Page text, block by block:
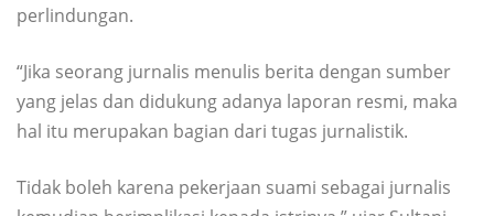
perlindungan.
“Jika seorang jurnalis menulis berita dengan sumber
yang jelas dan didukung adanya laporan resmi, maka
hal itu merupakan bagian dari tugas jurnalistik.
Tidak boleh karena pekerjaan suami sebagai jurnalis